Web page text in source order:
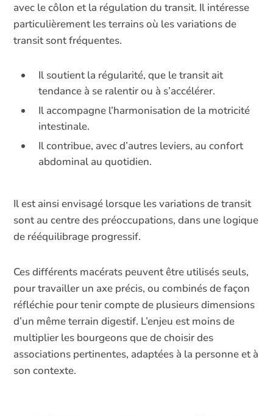
avec le côlon et la régulation du transit. Il intéresse
particulièrement les terrains où les variations de
transit sont fréquentes.
Il soutient la régularité, que le transit ait
tendance à se ralentir ou à s’accélérer.
Il accompagne l’harmonisation de la motricité
intestinale.
Il contribue, avec d’autres leviers, au confort
abdominal au quotidien.
Il est ainsi envisagé lorsque les variations de transit
sont au centre des préoccupations, dans une logique
de rééquilibrage progressif.
Ces différents macérats peuvent être utilisés seuls,
pour travailler un axe précis, ou combinés de façon
réfléchie pour tenir compte de plusieurs dimensions
d’un même terrain digestif. L’enjeu est moins de
multiplier les bourgeons que de choisir des
associations pertinentes, adaptées à la personne et à
son contexte.